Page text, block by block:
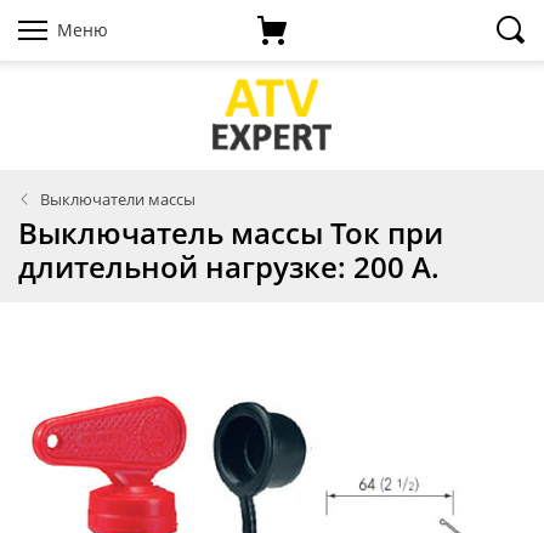
Меню
Выключатели массы
Выключатель массы Ток при
длительной нагрузке: 200 А.